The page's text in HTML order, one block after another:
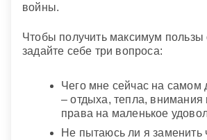
войны.
Чтобы получить максимум пользы
задайте себе три вопроса:
Чего мне сейчас на самом
– отдыха, тепла, внимания
права на маленькое
Не пытаюсь ли я заменить